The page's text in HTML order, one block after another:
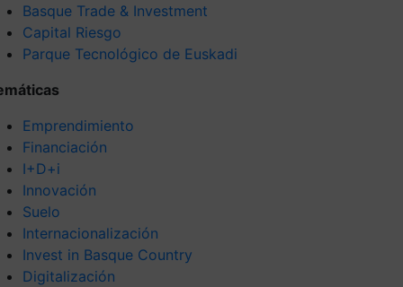
Basque Trade & Investment
Capital Riesgo
Parque Tecnológico de Euskadi
Emprendimiento
Financiación
I+D+i
Innovación
Suelo
Internacionalización
Invest in Basque Country
Digitalización